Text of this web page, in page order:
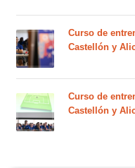
Curso de
Castellón y
Curso de
Castellón y